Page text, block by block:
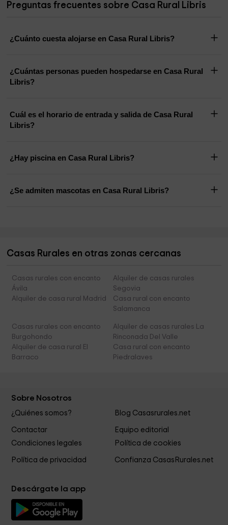
Preguntas frecuentes sobre Casa Rural Libris
¿Cuánto cuesta alojarse en Casa Rural Libris?
¿Cuántas personas pueden hospedarse en Casa Rural
Libris?
Cuál es el horario de entrada y salida de Casa Rural
Libris?
¿Hay piscina en Casa Rural Libris?
¿Se admiten mascotas en Casa Rural Libris?
Casas Rurales en otras zonas cercanas
Casas rurales con encanto
Ávila
Alquiler de casas rurales
Segovia
Alquiler de casa rural Madrid
Casa rural con encanto
Salamanca
Casas rurales con encanto
Burgohondo
Alquiler de casas rurales La
Rinconada Del Valle
Alquiler de casa rural El
Barraco
Casa rural con encanto
Piedralaves
Sobre Nosotros
¿Quiénes somos? Blog Casasrurales.net
Contactar
Equipo editorial
Condiciones legales
Política de cookies
Política de privacidad Confianza CasasRurales.net
Descárgate la app